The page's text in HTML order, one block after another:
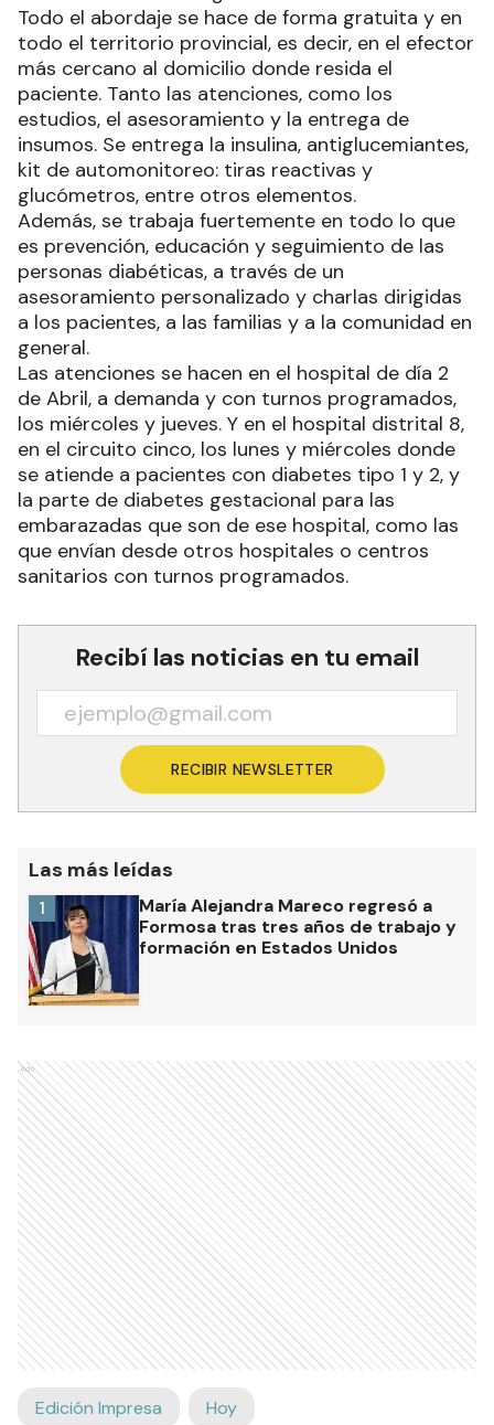
Todo el abordaje se hace de forma gratuita y en
todo el territorio provincial, es decir, en el efector
más cercano al domicilio donde resida el
paciente. Tanto las atenciones, como los
estudios, el asesoramiento y la entrega de
insumos. Se entrega la insulina, antiglucemiantes,
kit de automonitoreo: tiras reactivas y
glucómetros, entre otros elementos.
Además, se trabaja fuertemente en todo lo que
es prevención, educación y seguimiento de las
personas diabéticas, a través de un
asesoramiento personalizado y charlas dirigidas
a los pacientes, a las familias y a la comunidad en
general.
Las atenciones se hacen en el hospital de día 2
de Abril, a demanda y con turnos programados,
los miércoles y jueves. Y en el hospital distrital 8,
en el circuito cinco, los lunes y miércoles donde
se atiende a pacientes con diabetes tipo 1 y 2, y
la parte de diabetes gestacional para las
embarazadas que son de ese hospital, como las
que envían desde otros hospitales o centros
sanitarios con turnos programados.
Recibí las noticias en tu email
RECIBIR NEWSLETTER
Las más leídas
María Alejandra Mareco regresó a
Formosa tras tres años de trabajo y
formación en Estados Unidos
1
Ads
Edición Impresa Hoy